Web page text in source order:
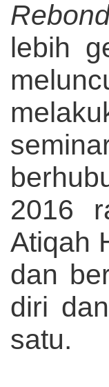
lebih
2016
Atiqah
dan
diri
satu.